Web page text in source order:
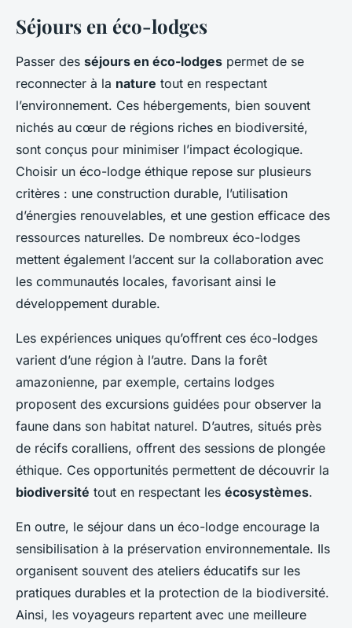
Séjours en éco-lodges
Passer des séjours en éco-lodges permet de se
reconnecter à la nature tout en respectant
l’environnement. Ces hébergements, bien souvent
nichés au cœur de régions riches en biodiversité,
sont conçus pour minimiser l’impact écologique.
Choisir un éco-lodge éthique repose sur plusieurs
critères : une construction durable, l’utilisation
d’énergies renouvelables, et une gestion efficace des
ressources naturelles. De nombreux éco-lodges
mettent également l’accent sur la collaboration avec
les communautés locales, favorisant ainsi le
développement durable.
Les expériences uniques qu’offrent ces éco-lodges
varient d’une région à l’autre. Dans la forêt
amazonienne, par exemple, certains lodges
proposent des excursions guidées pour observer la
faune dans son habitat naturel. D’autres, situés près
de récifs coralliens, offrent des sessions de plongée
éthique. Ces opportunités permettent de découvrir la
biodiversité tout en respectant les écosystèmes.
En outre, le séjour dans un éco-lodge encourage la
sensibilisation à la préservation environnementale. Ils
organisent souvent des ateliers éducatifs sur les
pratiques durables et la protection de la biodiversité.
Ainsi, les voyageurs repartent avec une meilleure